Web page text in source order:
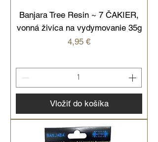
Banjara Tree Resin ~ 7 ČAKIER,
vonná živica na vydymovanie 35g
Cena
4,95 €
Vložiť do košíka